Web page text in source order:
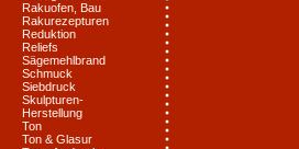
Rakuofen, Bau
Rakurezepturen
Reduktion
Reliefs
Sägemehlbrand
Schmuck
Siebdruck
Skulpturen-
Herstellung
Ton
Ton & Glasur